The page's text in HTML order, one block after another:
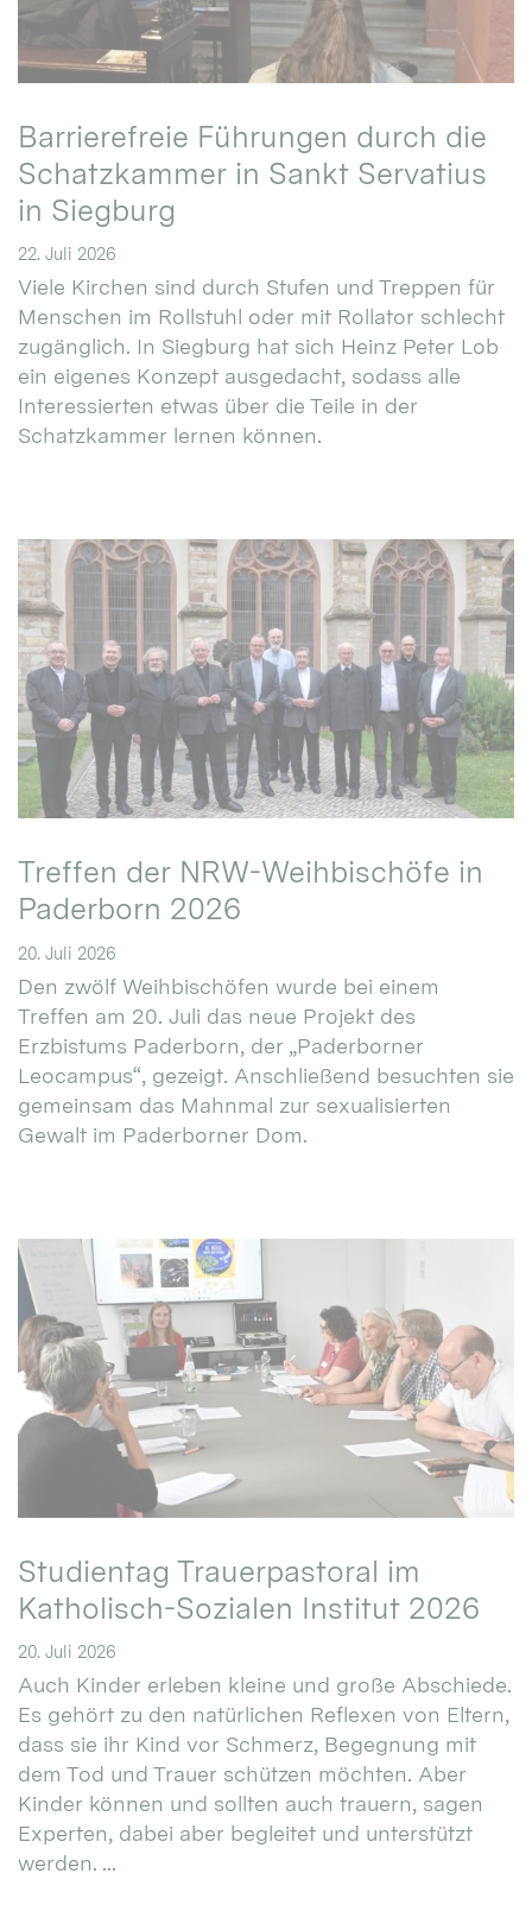
Barrierefreie Führungen durch die
Schatzkammer in Sankt Servatius
in Siegburg
22. Juli 2026
Viele Kirchen sind durch Stufen und Treppen für
Menschen im Rollstuhl oder mit Rollator schlecht
zugänglich. In Siegburg hat sich Heinz Peter Lob
ein eigenes Konzept ausgedacht, sodass alle
Interessierten etwas über die Teile in der
Schatzkammer lernen können.
Treffen der NRW-Weihbischöfe in
Paderborn 2026
20. Juli 2026
Den zwölf Weihbischöfen wurde bei einem
Treffen am 20. Juli das neue Projekt des
Erzbistums Paderborn, der „Paderborner
Leocampus“, gezeigt. Anschließend besuchten sie
gemeinsam das Mahnmal zur sexualisierten
Gewalt im Paderborner Dom.
Studientag Trauerpastoral im
Katholisch-Sozialen Institut 2026
20. Juli 2026
Auch Kinder erleben kleine und große Abschiede.
Es gehört zu den natürlichen Reflexen von Eltern,
dass sie ihr Kind vor Schmerz, Begegnung mit
dem Tod und Trauer schützen möchten. Aber
Kinder können und sollten auch trauern, sagen
Experten, dabei aber begleitet und unterstützt
werden. ...